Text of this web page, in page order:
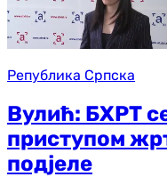
Република Српска
Вулић: БХРТ
приступом
подјеле